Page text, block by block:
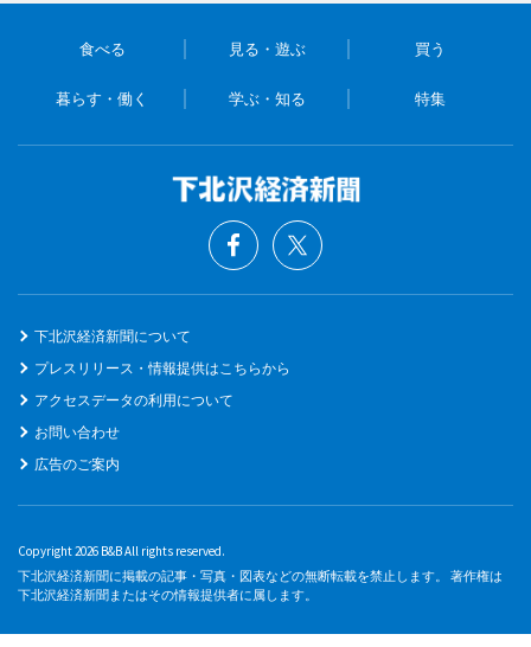
食べる 見る・遊ぶ 買う
暮らす・働く 学ぶ・知る 特集
下北沢経済新聞について
プレスリリース・情報提供はこちらから
アクセスデータの利用について
お問い合わせ
広告のご案内
Copyright 2026 B&B All rights reserved.
下北沢経済新聞に掲載の記事・写真・図表などの無断転載を禁止します。 著作権は
下北沢経済新聞またはその情報提供者に属します。